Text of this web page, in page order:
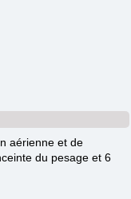
aérienne et de
du pesage et 6